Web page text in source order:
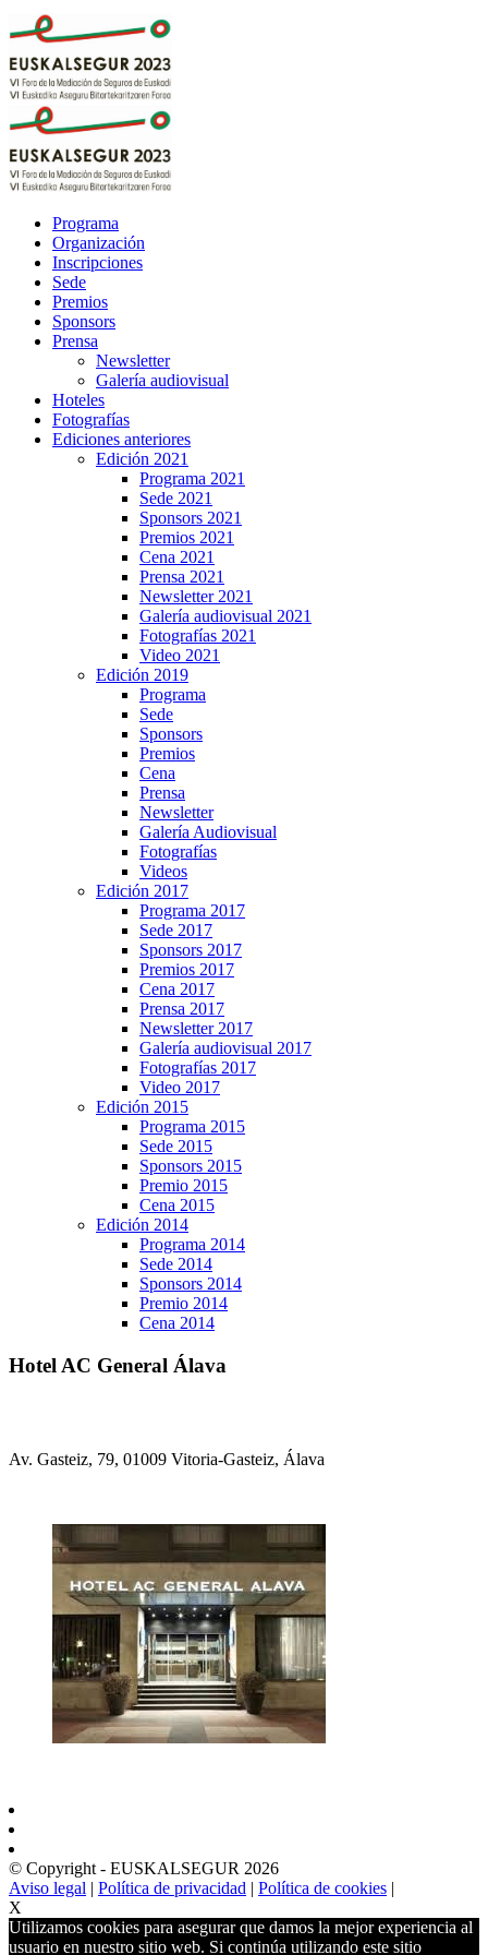
Programa
Organización
Inscripciones
Sede
Premios
Sponsors
Prensa
Newsletter
Galería audiovisual
Hoteles
Fotografías
Ediciones anteriores
Edición 2021
Programa 2021
Sede 2021
Sponsors 2021
Premios 2021
Cena 2021
Prensa 2021
Newsletter 2021
Galería audiovisual 2021
Fotografías 2021
Video 2021
Edición 2019
Programa
Sede
Sponsors
Premios
Cena
Prensa
Newsletter
Galería Audiovisual
Fotografías
Videos
Edición 2017
Programa 2017
Sede 2017
Sponsors 2017
Premios 2017
Cena 2017
Prensa 2017
Newsletter 2017
Galería audiovisual 2017
Fotografías 2017
Video 2017
Edición 2015
Programa 2015
Sede 2015
Sponsors 2015
Premio 2015
Cena 2015
Edición 2014
Programa 2014
Sede 2014
Sponsors 2014
Premio 2014
Cena 2014
Hotel AC General Álava
Av. Gasteiz, 79, 01009 Vitoria-Gasteiz, Álava
© Copyright - EUSKALSEGUR 2026
Aviso legal | Política de privacidad | Política de cookies |
X
Utilizamos cookies para asegurar que damos la mejor experiencia al
usuario en nuestro sitio web. Si continúa utilizando este sitio